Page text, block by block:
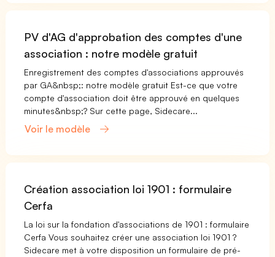
PV d'AG d'approbation des comptes d'une
association : notre modèle gratuit
Enregistrement des comptes d'associations approuvés
par GA&nbsp;: notre modèle gratuit Est-ce que votre
compte d'association doit être approuvé en quelques
minutes&nbsp;? Sur cette page, Sidecare...
Voir le modèle
Création association loi 1901 : formulaire
Cerfa
La loi sur la fondation d'associations de 1901 : formulaire
Cerfa Vous souhaitez créer une association loi 1901 ?
Sidecare met à votre disposition un formulaire de pré-